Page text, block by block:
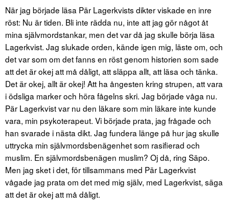
När jag började läsa Pär Lagerkvists dikter viskade en inre
röst: Nu är tiden. Bli inte rädda nu, inte att jag gör något åt
mina självmordstankar, men det var då jag skulle börja läsa
Lagerkvist. Jag slukade orden, kände igen mig, läste om, och
det var som om det fanns en röst genom historien som sade
att det är okej att må dåligt, att släppa allt, att läsa och tänka.
Det är okej, allt är okej! Att ha ångesten kring strupen, att vara
i ödsliga marker och höra fågelns skri. Jag började våga nu.
Pär Lagerkvist var nu den läkare som min läkare inte kunde
vara, min psykoterapeut. Vi började prata, jag frågade och
han svarade i nästa dikt. Jag fundera länge på hur jag skulle
uttrycka min självmordsbenägenhet som rasifierad och
muslim. En självmordsbenägen muslim? Oj då, ring Säpo.
Men jag sket i det, för tillsammans med Pär Lagerkvist
vågade jag prata om det med mig själv, med Lagerkvist, säga
att det är okej att må dåligt.